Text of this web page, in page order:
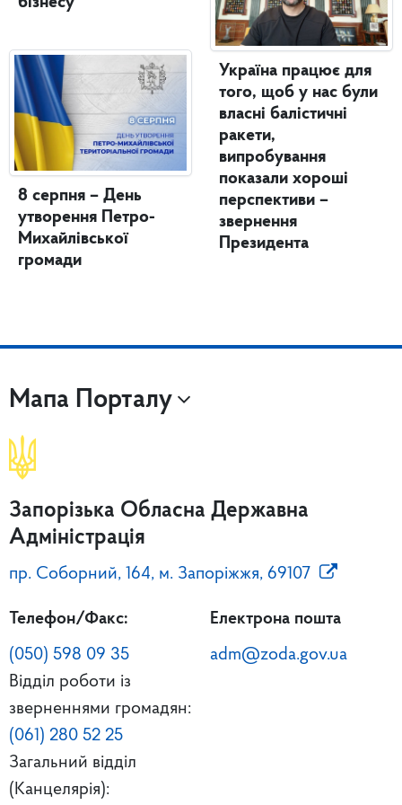
8 серпня – День
утворення Петро-
Михайлівської
громади
Україна працює для
того, щоб у нас були
власні балістичні
ракети,
випробування
показали хороші
перспективи –
звернення
Президента
Мапа Порталу
Запорізька Обласна Державна
Адміністрація
пр. Соборний, 164, м. Запоріжжя, 69107
Телефон/Факс:
(050) 598 09 35
Відділ роботи із
зверненнями громадян:
(061) 280 52 25
Загальний відділ
(Канцелярія):
Електрона пошта
adm@zoda.gov.ua